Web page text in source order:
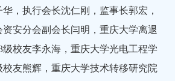
，执行会长沈仁刚，监事长郭宏，
安分会副会长闫明，重庆大学离退
级校友李永海，重庆大学光电工程学
校友熊辉，重庆大学技术转移研究院